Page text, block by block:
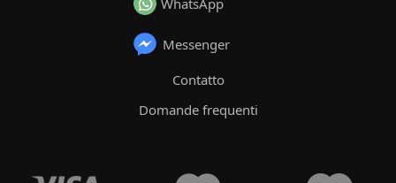
WhatsApp
Messenger
Contatto
Domande frequenti